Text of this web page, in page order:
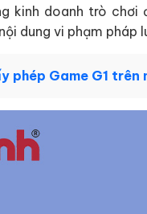
kinh doanh trò
dung vi phạm pháp
phép Game G1 trên